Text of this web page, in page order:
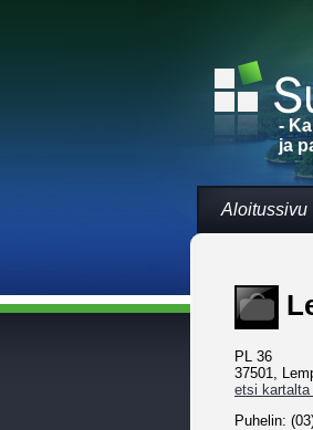
-
ja
Aloitussivu
PL 36
37501,
etsi kartalta
Puhelin: